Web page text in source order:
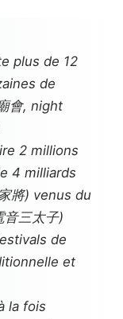
plus de 12
de
會, night
2 millions
4 milliards
將) venus du
三太子)
de
et
la fois